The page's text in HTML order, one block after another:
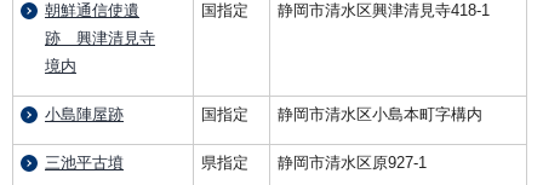
朝鮮通信使遺
跡 興津清見寺
境内
国指定 静岡市清水区興津清見寺418-1
小島陣屋跡 国指定 静岡市清水区小島本町字構内
三池平古墳 県指定 静岡市清水区原927-1